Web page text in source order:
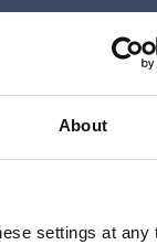
About
settings at any